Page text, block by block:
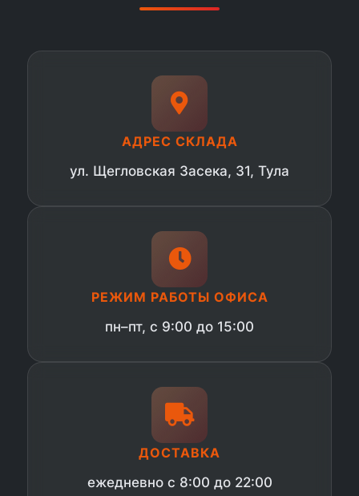
АДРЕС СКЛАДА
ул. Щегловская Засека, 31, Тула
РЕЖИМ РАБОТЫ ОФИСА
пн–пт, с 9:00 до 15:00
ДОСТАВКА
ежедневно с 8:00 до 22:00